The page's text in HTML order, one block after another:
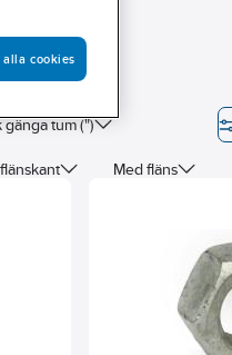
gänga tum (")
Med fläns
alla cookies